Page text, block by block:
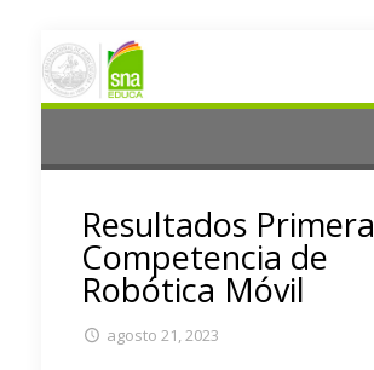
Resultados Primera
Competencia de
Robótica Móvil
agosto 21, 2023